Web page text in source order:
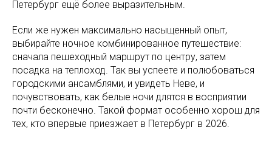
Петербург ещё более выразительным.
Если же нужен максимально насыщенный опыт,
выбирайте ночное комбинированное путешествие:
сначала пешеходный маршрут по центру, затем
посадка на теплоход. Так вы успеете и полюбоваться
городскими ансамблями, и увидеть Неве, и
почувствовать, как белые ночи длятся в восприятии
почти бесконечно. Такой формат особенно хорош для
тех, кто впервые приезжает в Петербург в 2026.